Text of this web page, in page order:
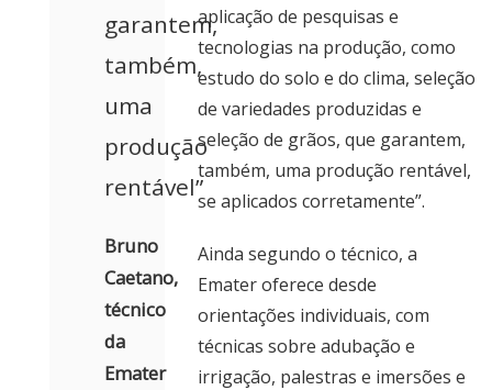
garantem,
também,
uma
produção
rentável”
Bruno
Caetano,
técnico
da
Emater
aplicação de pesquisas e
tecnologias na produção, como
estudo do solo e do clima, seleção
de variedades produzidas e
seleção de grãos, que garantem,
também, uma produção rentável,
se aplicados corretamente”.
Ainda segundo o técnico, a
Emater oferece desde
orientações individuais, com
técnicas sobre adubação e
irrigação, palestras e imersões e